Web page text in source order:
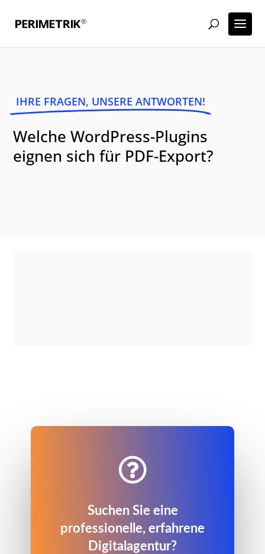
IHRE FRAGEN, UNSERE ANTWORTEN!
Welche WordPress-Plugins
eignen sich für PDF-Export?

Suchen Sie eine
professionelle, erfahrene
Digitalagentur?